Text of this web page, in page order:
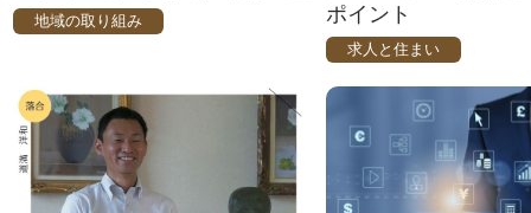
地域の取り組み
ポイント
求人と住まい